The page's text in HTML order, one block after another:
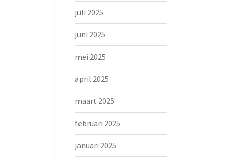
juli 2025
juni 2025
mei 2025
april 2025
maart 2025
februari 2025
januari 2025